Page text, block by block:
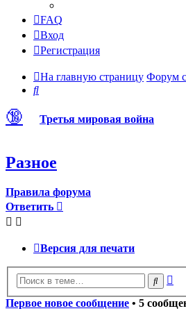
FAQ
Вход
Регистрация
На главную страницу Форум
Поиск
🔞 Третья мировая война
Разное
Правила форума
Ответить
Версия для печати
Поиск
Первое новое сообщение • 5